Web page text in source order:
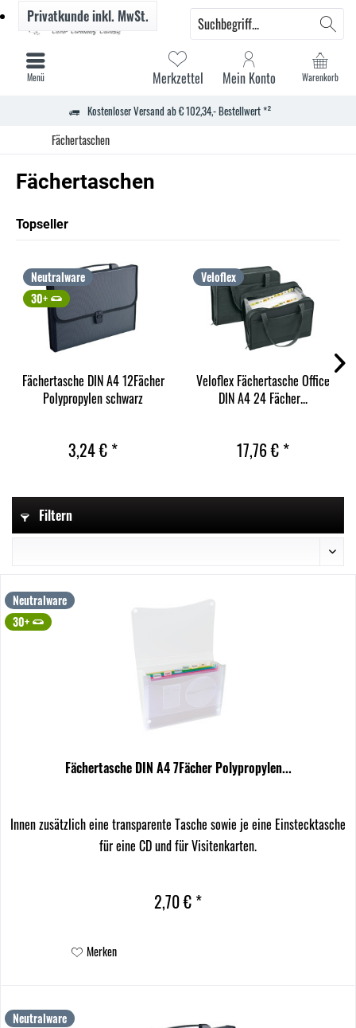
Kostenloser Versand ab € 102,34,- Bestellwert *²
Warenkorb
Merkzettel Mein Konto
Privatkundeinkl. MwSt.
Menü
Fächertaschen
Fächertaschen
Topseller
Neutralware
30+
Fächertasche DIN A4 12Fächer
Polypropylen schwarz
3,24 € *
Veloflex
Veloflex Fächertasche Office
DIN A4 24 Fächer...
17,76 € *
Filtern
Neutralware
30+
Fächertasche DIN A4 7Fächer Polypropylen...
Innen zusätzlich eine transparente Tasche sowie je eine Einstecktasche
für eine CD und für Visitenkarten.
2,70 € *
Merken
Neutralware